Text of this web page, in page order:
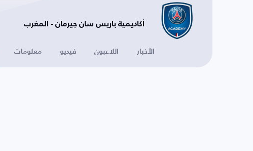
أكاديمية باريس سان جيرمان - المغرب
الأخبار اللاعبون فيديو معلومات